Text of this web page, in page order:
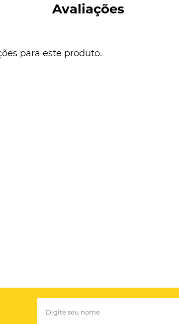
Avaliações
para este produto.